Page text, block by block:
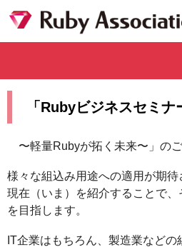
「Rubyビジネスセミ
〜軽量Rubyが拓く未来〜」の
様々な組込み用途への適用が期待
現在（いま）を紹介することで
を目指します。
IT企業はもちろん、製造業など